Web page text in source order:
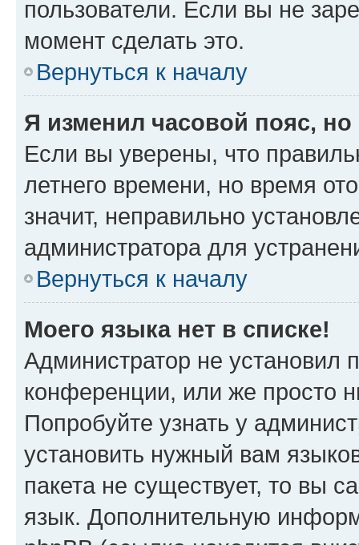
пользователи. Если вы не
момент сделать это.
Вернуться к началу
Я изменил часовой пояс,
Если вы уверены, что
летнего времени, но время
значит, неправильно
администратора для
Вернуться к началу
Моего языка нет в списке!
Администратор не установил
конференции, или же просто
Попробуйте узнать у
установить нужный вам
пакета не существует, то вы
язык. Дополнительную